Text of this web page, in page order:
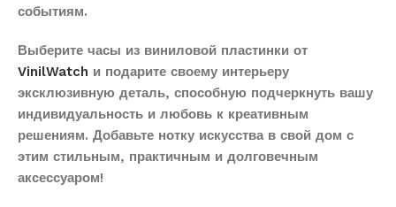
событиям.
Выберите часы из виниловой пластинки от
VinilWatch и подарите своему интерьеру
эксклюзивную деталь, способную подчеркнуть вашу
индивидуальность и любовь к креативным
решениям. Добавьте нотку искусства в свой дом с
этим стильным, практичным и долговечным
аксессуаром!